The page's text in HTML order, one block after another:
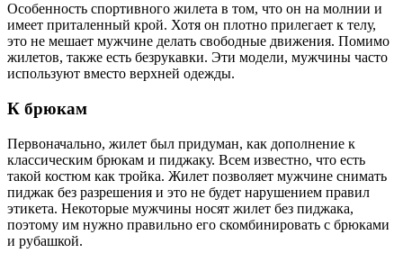
Особенность спортивного жилета в том, что он на молнии и
имеет приталенный крой. Хотя он плотно прилегает к телу,
это не мешает мужчине делать свободные движения. Помимо
жилетов, также есть безрукавки. Эти модели, мужчины часто
используют вместо верхней одежды.
К брюкам
Первоначально, жилет был придуман, как дополнение к
классическим брюкам и пиджаку. Всем известно, что есть
такой костюм как тройка. Жилет позволяет мужчине снимать
пиджак без разрешения и это не будет нарушением правил
этикета. Некоторые мужчины носят жилет без пиджака,
поэтому им нужно правильно его скомбинировать с брюками
и рубашкой.